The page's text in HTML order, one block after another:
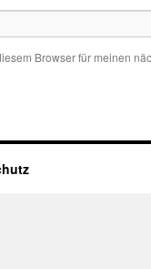
Browser für meinen